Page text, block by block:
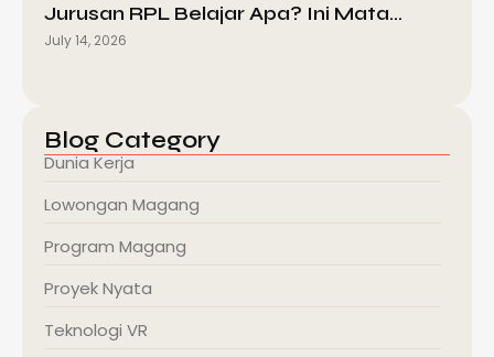
Jurusan RPL Belajar Apa? Ini Mata…
July 14, 2026
Blog Category
Dunia Kerja
Lowongan Magang
Program Magang
Proyek Nyata
Teknologi VR